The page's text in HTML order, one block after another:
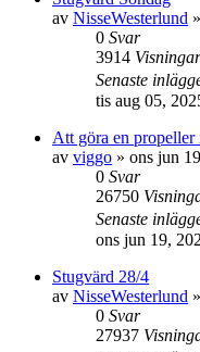
av NisseWesterlund »
0 Svar
3914 Visningar
Senaste
tis aug 05,
Att göra en propeller
av viggo » ons jun
0 Svar
26750
Senaste
ons jun 19,
Stugvärd 28/4
av NisseWesterlund »
0 Svar
27937